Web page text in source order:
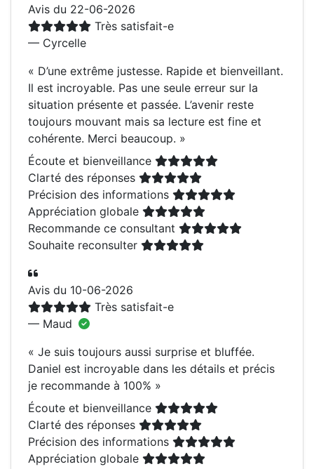
Avis du 22-06-2026
Très satisfait-e
— Cyrcelle
« D’une extrême justesse. Rapide et bienveillant.
Il est incroyable. Pas une seule erreur sur la
situation présente et passée. L’avenir reste
toujours mouvant mais sa lecture est fine et
cohérente. Merci beaucoup. »
Écoute et bienveillance
Clarté des réponses
Précision des informations
Appréciation globale
Recommande ce consultant
Souhaite reconsulter
Avis du 10-06-2026
Très satisfait-e
— Maud
« Je suis toujours aussi surprise et bluffée.
Daniel est incroyable dans les détails et précis
je recommande à 100% »
Écoute et bienveillance
Clarté des réponses
Précision des informations
Appréciation globale